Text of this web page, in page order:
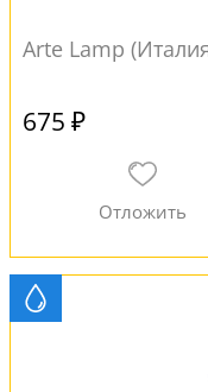
Arte Lamp
675 ₽